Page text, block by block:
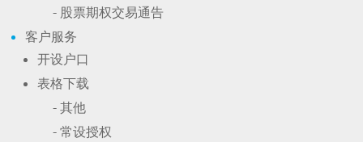
- 股票期权交易通告
客户服务
开设户口
表格下载
- 其他
- 常设授权